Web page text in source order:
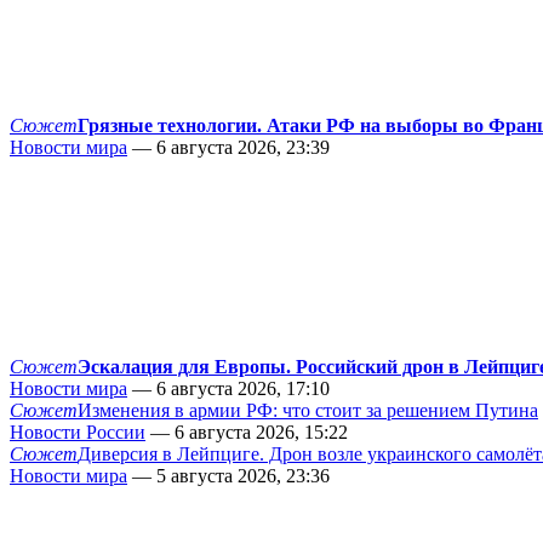
СюжетГрязные технологии. Атаки РФ на выборы во
Новости мира — 6 августа 2026, 23:39
СюжетЭскалация для Европы. Российский дрон в
Новости мира — 6 августа 2026, 17:10
СюжетИзменения в армии РФ: что стоит за решением Путина
Новости России — 6 августа 2026, 15:22
СюжетДиверсия в Лейпциге. Дрон возле украинского
Новости мира — 5 августа 2026, 23:36